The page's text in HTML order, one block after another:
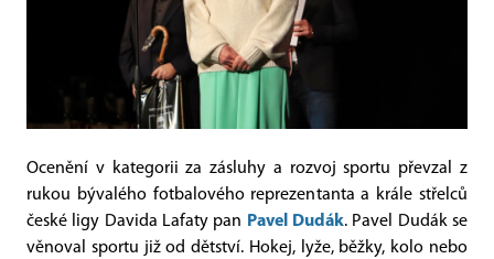
Ocenění v kategorii za zásluhy a rozvoj sportu převzal z
rukou bývalého fotbalového reprezentanta a krále střelců
české ligy Davida Lafaty pan Pavel Dudák. Pavel Dudák se
věnoval sportu již od dětství. Hokej, lyže, běžky, kolo nebo